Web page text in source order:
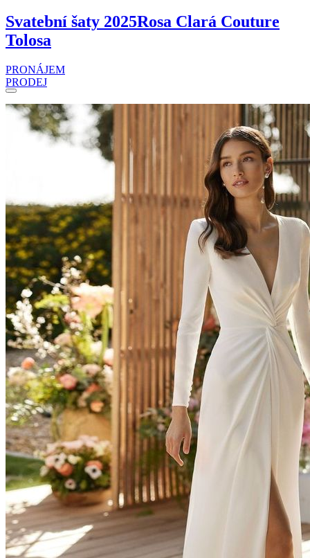
Svatební šaty 2025Rosa Clará Couture
Tolosa
PRONÁJEM
PRODEJ